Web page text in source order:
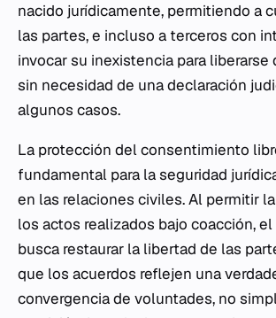
nacido jurídicamente, permitiendo a
las partes, e incluso a terceros con
invocar su inexistencia para liberarse
sin necesidad de una declaración
algunos casos.
La protección del consentimiento
fundamental para la seguridad
en las relaciones civiles. Al permitir
los actos realizados bajo coacción,
busca restaurar la libertad de las
que los acuerdos reflejen una
convergencia de voluntades, no